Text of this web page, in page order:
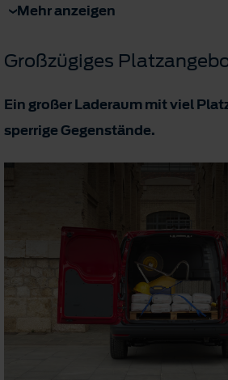
Mehr anzeigen
Großzügiges
Ein großer Laderaum mit viel
sperrige Gegenstände.